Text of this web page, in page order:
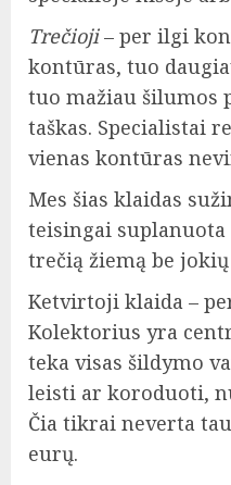
Trečioji– per ilgi
kontūras, tuo
tuo mažiau šilumos
taškas. Specialistai
vienas kontūras
Mes šias klaidas
teisingai
trečią žiemą be
Ketvirtoji klaida –
Kolektorius yra
teka visas šildymo
leisti ar koroduoti,
Čia tikrai neverta
eurų.